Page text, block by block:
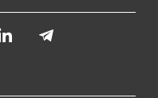
LinkedIn